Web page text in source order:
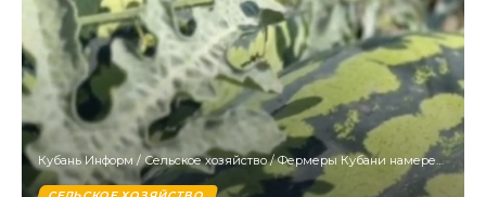
Кубань Информ /Сельское хозяйство/Фермеры Кубани намерены собрать около 80 тысяч тонн бахчевых